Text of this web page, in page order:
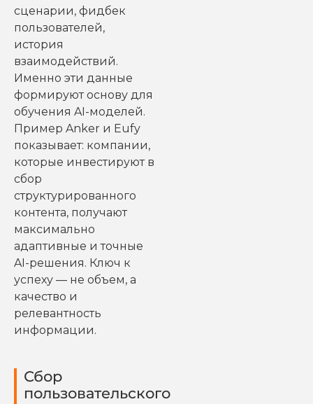
сценарии, фидбек
пользователей,
история
взаимодействий.
Именно эти данные
формируют основу для
обучения AI-моделей.
Пример Anker и Eufy
показывает: компании,
которые инвестируют в
сбор
структурированного
контента, получают
максимально
адаптивные и точные
AI-решения. Ключ к
успеху — не объем, а
качество и
релевантность
информации.
Сбор
пользовательского